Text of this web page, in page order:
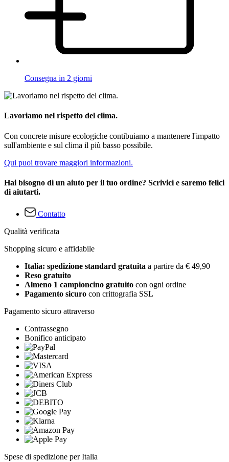
Consegna in 2 giorni
Lavoriamo nel rispetto del clima.
Con concrete misure ecologiche contibuiamo a mantenere l'impatto
sull'ambiente e sul clima il più basso possibile.
Qui puoi trovare maggiori informazioni.
Hai bisogno di un aiuto per il tuo ordine? Scrivici e saremo felici
di aiutarti.
Contatto
Qualità verificata
Shopping sicuro e affidabile
Italia: spedizione standard gratuita a partire da € 49,90
Reso gratuito
Almeno 1 campioncino gratuito con ogni ordine
Pagamento sicuro con crittografia SSL
Pagamento sicuro attraverso
Contrassegno
Bonifico anticipato
Spese di spedizione per Italia